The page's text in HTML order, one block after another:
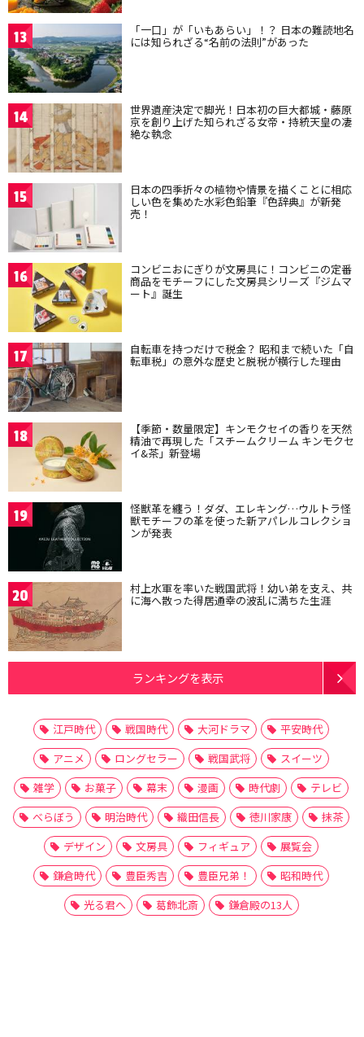
13 「一口」が「いもあらい」！？ 日本の難読地名
には知られざる“名前の法則”があった
14 世界遺産決定で脚光！日本初の巨大都城・藤原
京を創り上げた知られざる女帝・持統天皇の凄
絶な執念
15 日本の四季折々の植物や情景を描くことに相応
しい色を集めた水彩色鉛筆『色辞典』が新発
売！
16 コンビニおにぎりが文房具に！コンビニの定番
商品をモチーフにした文房具シリーズ『ジムマ
ート』誕生
17 自転車を持つだけで税金？ 昭和まで続いた「自
転車税」の意外な歴史と脱税が横行した理由
18 【季節・数量限定】キンモクセイの香りを天然
精油で再現した「スチームクリーム キンモクセ
イ&茶」新登場
19 怪獣革を纏う！ダダ、エレキング…ウルトラ怪
獣モチーフの革を使った新アパレルコレクショ
ンが発表
20 村上水軍を率いた戦国武将！幼い弟を支え、共
に海へ散った得居通幸の波乱に満ちた生涯
ランキングを表示
江戸時代 戦国時代 大河ドラマ
平安時代
アニメ
ロングセラー 戦国武将
スイーツ
雑学
お菓子 幕末 漫画 時代劇
テレビ
べらぼう
明治時代 織田信長 徳川家康
抹茶
デザイン
文房具 フィギュア
展覧会
鎌倉時代
豊臣秀吉 豊臣兄弟！
昭和時代
光る君へ
葛飾北斎 鎌倉殿の13人